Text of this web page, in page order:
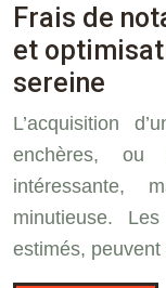
Frais de
et
sereine
L’acquisition
enchères, ou
intéressante,
minutieuse.
estimés,